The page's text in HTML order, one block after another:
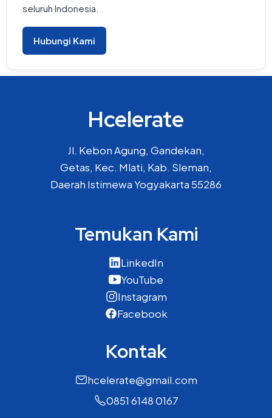
seluruh Indonesia.
Hubungi Kami
Hcelerate
Jl. Kebon Agung, Gandekan,
Getas, Kec. Mlati, Kab. Sleman,
Daerah Istimewa Yogyakarta 55286
Temukan Kami
LinkedIn
YouTube
Instagram
Facebook
Kontak
hcelerate@gmail.com
0851 6148 0167